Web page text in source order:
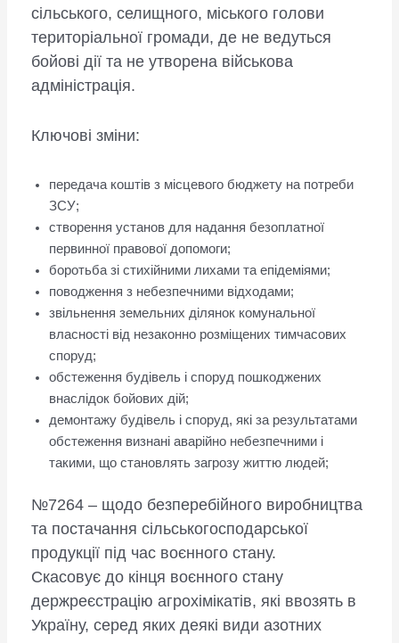
сільського, селищного, міського голови
територіальної громади, де не ведуться
бойові дії та не утворена військова
адміністрація.
Ключові зміни:
передача коштів з місцевого бюджету на потреби
ЗСУ;
створення установ для надання безоплатної
первинної правової допомоги;
боротьба зі стихійними лихами та епідеміями;
поводження з небезпечними відходами;
звільнення земельних ділянок комунальної
власності від незаконно розміщених тимчасових
споруд;
обстеження будівель і споруд пошкоджених
внаслідок бойових дій;
демонтажу будівель і споруд, які за результатами
обстеження визнані аварійно небезпечними і
такими, що становлять загрозу життю людей;
№7264 – щодо безперебійного виробництва
та постачання сільськогосподарської
продукції під час воєнного стану.
Скасовує до кінця воєнного стану
держреєстрацію агрохімікатів, які ввозять в
Україну, серед яких деякі види азотних